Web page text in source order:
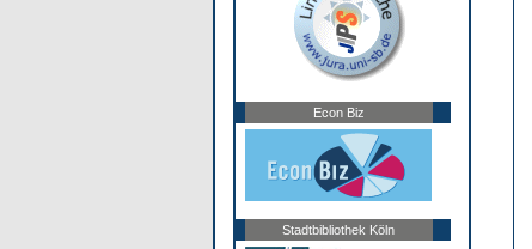
Econ Biz
Stadtbibliothek Köln